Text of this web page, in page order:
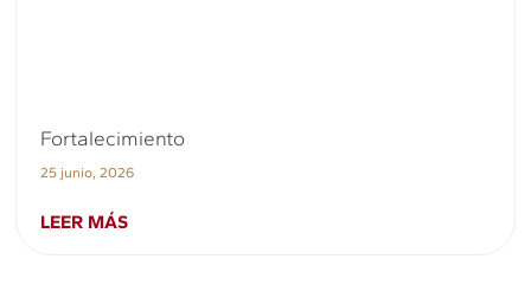
Fortalecimiento
25 junio, 2026
LEER MÁS